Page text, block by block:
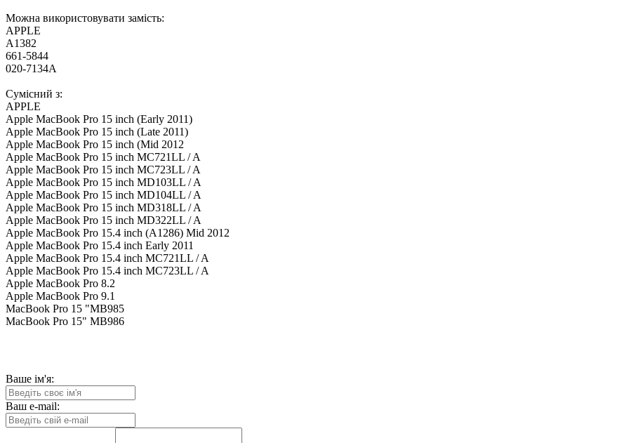
Можна використовувати замість:
APPLE
A1382
661-5844
020-7134A
Сумісний з:
APPLE
Apple MacBook Pro 15 inch (Early 2011)
Apple MacBook Pro 15 inch (Late 2011)
Apple MacBook Pro 15 inch (Mid 2012
Apple MacBook Pro 15 inch MC721LL / A
Apple MacBook Pro 15 inch MC723LL / A
Apple MacBook Pro 15 inch MD103LL / A
Apple MacBook Pro 15 inch MD104LL / A
Apple MacBook Pro 15 inch MD318LL / A
Apple MacBook Pro 15 inch MD322LL / A
Apple MacBook Pro 15.4 inch (A1286) Mid 2012
Apple MacBook Pro 15.4 inch Early 2011
Apple MacBook Pro 15.4 inch MC721LL / A
Apple MacBook Pro 15.4 inch MC723LL / A
Apple MacBook Pro 8.2
Apple MacBook Pro 9.1
MacBook Pro 15 "MB985
MacBook Pro 15" MB986
Ваше ім'я:
Ваш e-mail: